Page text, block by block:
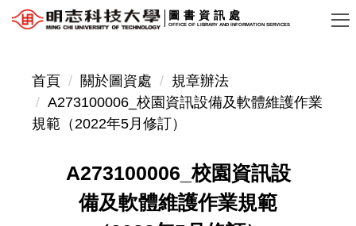
跳
圖書資訊處
OFFICE OF LIBRARY AND INFORMATION SERVICES
首頁 關於圖資處
規章辦法
A273100006_校園資訊設備及軟體維護作業
規範（2022年5月修訂）
A273100006_校園資訊設
備及軟體維護作業規範